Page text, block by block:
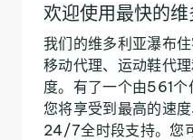
欢迎使用最快的
我们的维多利亚瀑布
移动代理、运动鞋代
度。有了一个由561个
您将享受到最高的速
24/7全时段支持。您